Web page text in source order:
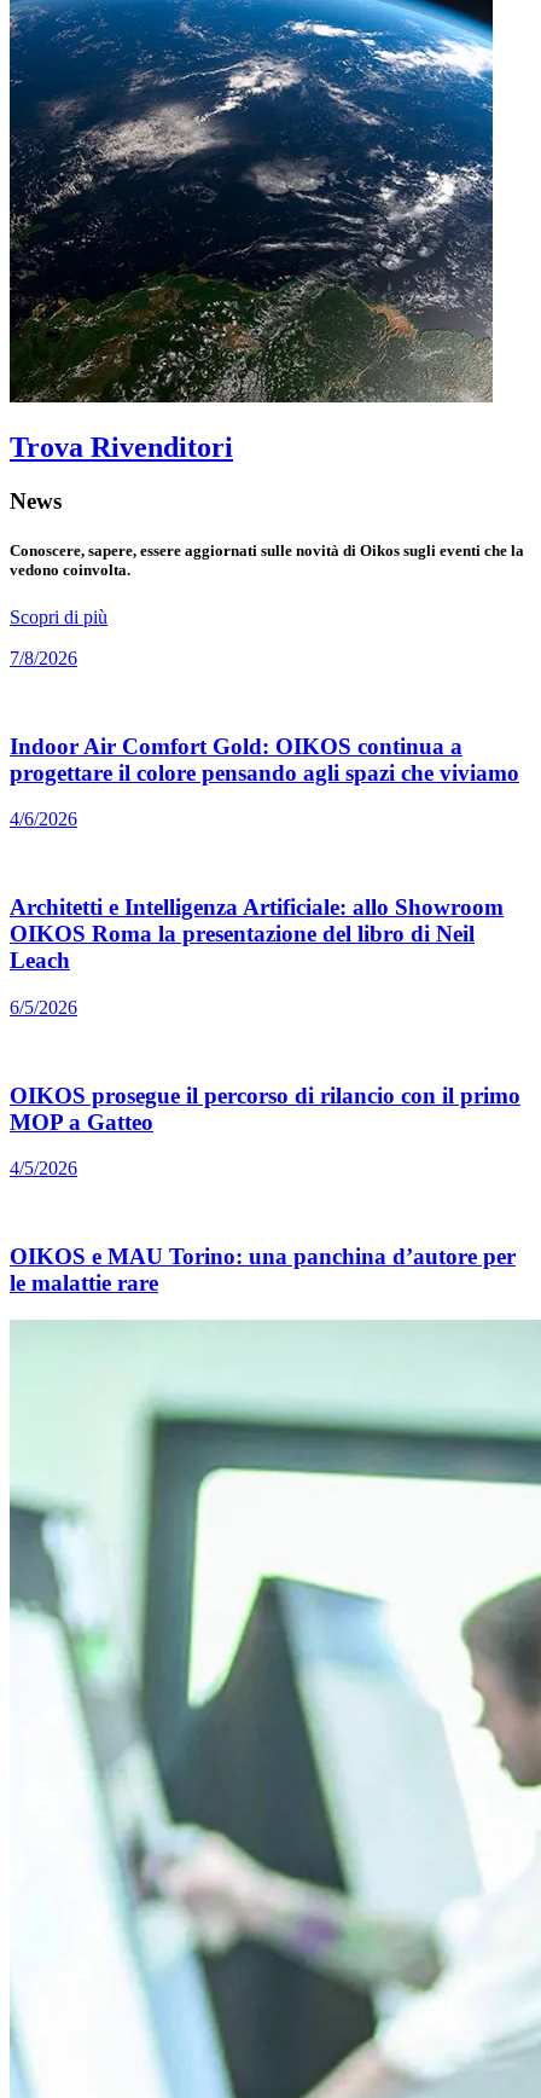
Trova Rivenditori
News
Conoscere, sapere, essere aggiornati sulle novità di Oikos sugli eventi che la
vedono coinvolta.
Scopri di più
7/8/2026
Indoor Air Comfort Gold: OIKOS continua a
progettare il colore pensando agli spazi che viviamo
4/6/2026
Architetti e Intelligenza Artificiale: allo Showroom
OIKOS Roma la presentazione del libro di Neil
Leach
6/5/2026
OIKOS prosegue il percorso di rilancio con il primo
MOP a Gatteo
4/5/2026
OIKOS e MAU Torino: una panchina d’autore per
le malattie rare